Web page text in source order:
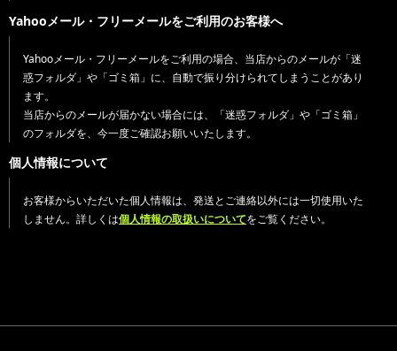
Yahooメール・フリーメールをご利用のお客様へ
Yahooメール・フリーメールをご利用の場合、当店からのメールが「迷
惑フォルダ」や「ゴミ箱」に、自動で振り分けられてしまうことがあり
ます。
当店からのメールが届かない場合には、「迷惑フォルダ」や「ゴミ箱」
のフォルダを、今一度ご確認お願いいたします。
個人情報について
お客様からいただいた個人情報は、発送とご連絡以外には一切使用いた
しません。詳しくは個人情報の取扱いについてをご覧ください。